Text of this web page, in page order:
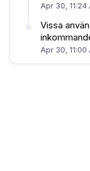
Apr 30, 11:24
Vissa
Apr 30, 11:00